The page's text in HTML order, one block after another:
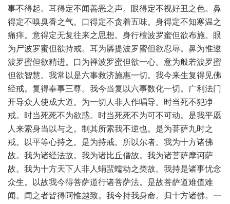
事不得起。耳得定不闻善恶之声。眼得定不视好丑之色。鼻
得定不嗅臭香之气。口得定不贪着五味。身得定不知寒温之
痛痒。意得定无复往来之思想。身行檀波罗蜜但欲布施。眼
为尸波罗蜜但欲持戒。耳为羼提波罗蜜但欲忍辱。鼻为惟逮
波罗蜜但欲精进。口为禅波罗蜜但欲一心。意为般若波罗蜜
但欲智慧。我常以是六事救济施惠一切。我今来生复得见佛
经戒。复得奉事三尊。我今当复以六事数化一切。广利法门
开导众人使成大道。为一切人非人作唱导。时当死不犯净
戒。时当死死不为欲惑。时当死死不为可不可动。是我平愿
人来索身当以与之。制其所索我不逆也。是为菩萨九时之
戒。以平等心持之。是为持戒。所以尔者。我为十方诸佛
故。我为诸经法故。我为诸比丘僧故。我为诸菩萨摩诃萨
故。我为十方天下人非人蜎蜚蠕动之类故。我持是诸事忧念
众生。以故我今得菩萨道行诸菩萨法。是故菩萨道难值难
闻。闻之者皆得阿惟越致。我今持我身命。归十方诸佛。一